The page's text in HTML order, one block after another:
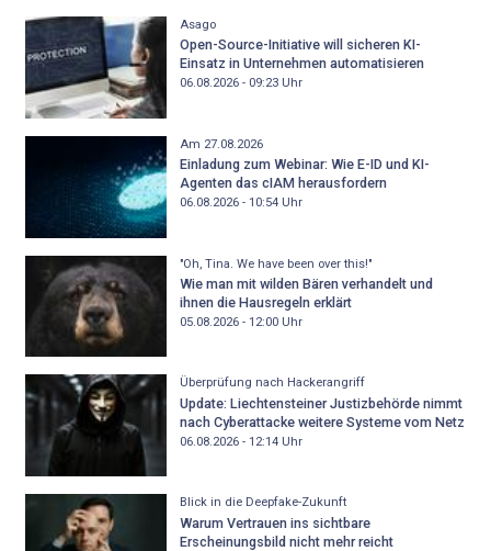
Asago
Open-Source-Initiative will sicheren KI-
Einsatz in Unternehmen automatisieren
06.08.2026 - 09:23Uhr
Am 27.08.2026
Einladung zum Webinar: Wie E-ID und KI-
Agenten das cIAM herausfordern
06.08.2026 - 10:54Uhr
"Oh, Tina. We have been over this!"
Wie man mit wilden Bären verhandelt und
ihnen die Hausregeln erklärt
05.08.2026 - 12:00Uhr
Überprüfung nach Hackerangriff
Update: Liechtensteiner Justizbehörde nimmt
nach Cyberattacke weitere Systeme vom Netz
06.08.2026 - 12:14Uhr
Blick in die Deepfake-Zukunft
Warum Vertrauen ins sichtbare
Erscheinungsbild nicht mehr reicht